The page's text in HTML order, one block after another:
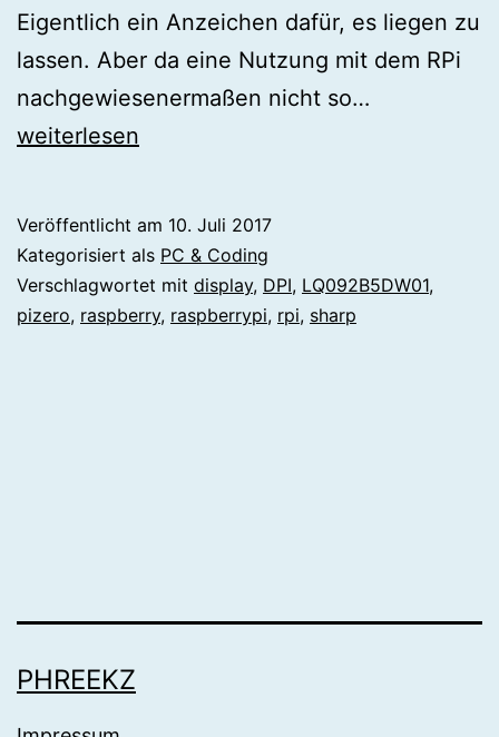
Eigentlich ein Anzeichen dafür, es liegen zu
lassen. Aber da eine Nutzung mit dem RPi
nachgewiesenermaßen nicht so…
Pi
weiterlesen
Veröffentlicht am 10. Juli 2017
Kategorisiert als PC & Coding
Verschlagwortet mit display, DPI, LQ092B5DW01,
pizero, raspberry, raspberrypi, rpi, sharp
PHREEKZ